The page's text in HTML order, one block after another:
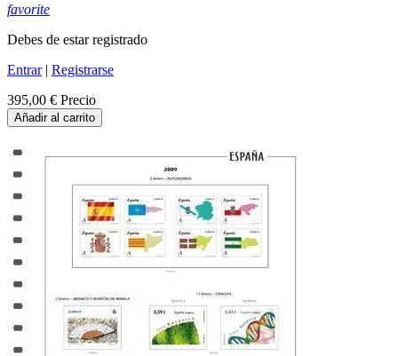
favorite
Debes de estar registrado
Entrar| Registrarse
395,00 € Precio
Añadir al carrito